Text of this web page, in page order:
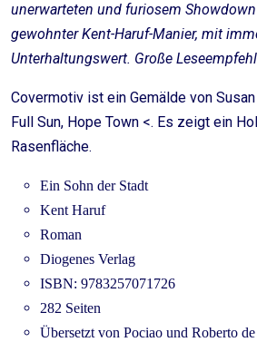
unerwarteten und furiosem
gewohnter Kent-Haruf-Manier, mit
Unterhaltungswert. Große
Covermotiv ist ein Gemälde von
Full Sun, Hope Town <. Es zeigt ein
Rasenfläche.
Ein Sohn der Stadt
Kent Haruf
Roman
Diogenes Verlag
ISBN: 9783257071726
282 Seiten
Übersetzt von Pociao und Roberto